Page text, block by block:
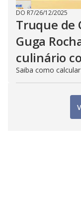
DO R7/26/12/2025
Truque de
Guga
culinário
Saiba como